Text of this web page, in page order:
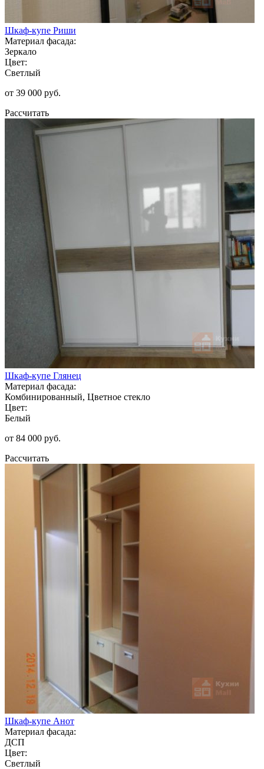
Шкаф-купе Риши
Материал фасада:
Зеркало
Цвет:
Светлый
от 39 000 руб.
Рассчитать
Шкаф-купе Глянец
Материал фасада:
Комбинированный, Цветное стекло
Цвет:
Белый
от 84 000 руб.
Рассчитать
Шкаф-купе Анот
Материал фасада:
ДСП
Цвет:
Светлый